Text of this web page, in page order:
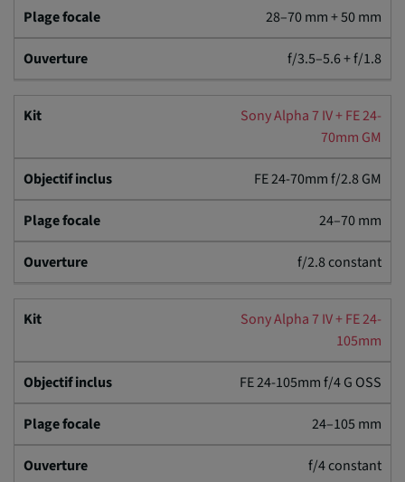
28–70 mm + 50 mm
f/3.5–5.6 + f/1.8
Sony Alpha 7 IV + FE 24-
70mm GM
FE 24-70mm f/2.8 GM
24–70 mm
f/2.8 constant
Sony Alpha 7 IV + FE 24-
105mm
FE 24-105mm f/4 G OSS
24–105 mm
f/4 constant